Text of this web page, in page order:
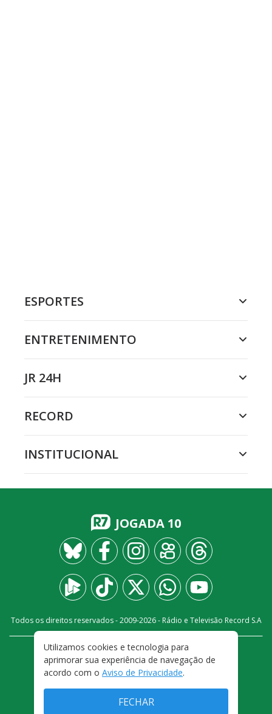
ESPORTES
ENTRETENIMENTO
JR 24H
RECORD
INSTITUCIONAL
JOGADA 10
Todos os direitos reservados - 2009-2026- Rádio e Televisão Record S.A
FALE CONOSCO
PRIVACIDADE
TERMOS E CONDIÇÕES DE USO
Utilizamos cookies e tecnologia para
aprimorar sua experiência de navegação de
acordo com o Aviso de Privacidade.
FECHAR